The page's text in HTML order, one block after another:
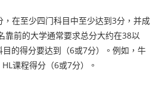
在至少四门科目中至少达到3分，并成
靠前的大学通常要求总分大约在38以
目的得分要达到（6或7分）。例如，牛
课程得分（6或7分）。